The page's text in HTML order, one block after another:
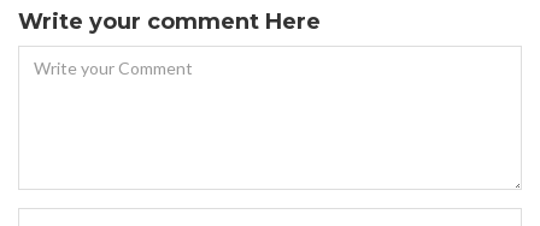
Write your comment Here